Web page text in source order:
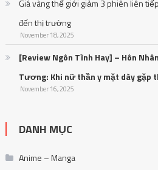
Giá vàng thế giới giảm 3 phiên liên
đến thị trường
November 18, 2025
[Review Ngôn Tình Hay] – Hôn
Tương: Khi nữ thần y mặt dày gặp
November 16, 2025
DANH MỤC
Anime – Manga